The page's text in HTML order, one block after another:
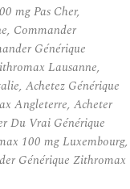
mg Pas Cher,
Commander
Générique
Lausanne,
Achetez Générique
Angleterre, Acheter
Du Vrai Générique
100 mg Luxembourg,
Générique Zithromax